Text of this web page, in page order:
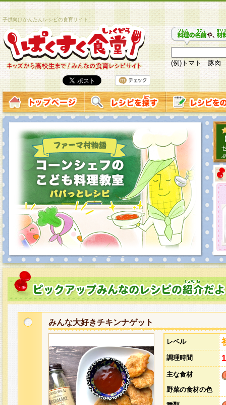
子供向けかんたんレシピの食育サイト
(例)トマト 豚肉
みんな大好きチキンナゲット
レベル
調理時間
主な食材
野菜の食材の色